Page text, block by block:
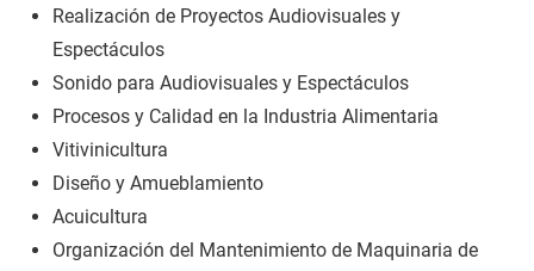
Realización de Proyectos Audiovisuales y
Espectáculos
Sonido para Audiovisuales y Espectáculos
Procesos y Calidad en la Industria Alimentaria
Vitivinicultura
Diseño y Amueblamiento
Acuicultura
Organización del Mantenimiento de Maquinaria de